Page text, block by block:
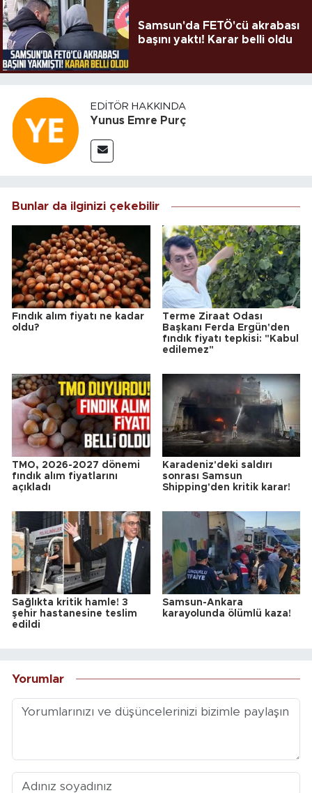
Samsun'da FETÖ'cü akrabası
başını yaktı! Karar belli oldu
EDITÖR HAKKINDA
Yunus Emre Purç
Bunlar da ilginizi çekebilir
Fındık alım fiyatı ne kadar
oldu?
Terme Ziraat Odası
Başkanı Ferda Ergün'den
fındık fiyatı tepkisi: "Kabul
edilemez"
TMO, 2026-2027 dönemi
fındık alım fiyatlarını
açıkladı
Karadeniz'deki saldırı
sonrası Samsun
Shipping'den kritik karar!
Sağlıkta kritik hamle! 3
şehir hastanesine teslim
edildi
Samsun-Ankara
karayolunda ölümlü kaza!
Yorumlar